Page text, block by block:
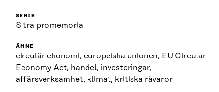
SERIE
Sitra promemoria
ÄMNE
circulär ekonomi, europeiska unionen, EU Circular
Economy Act, handel, investeringar,
affärsverksamhet, klimat, kritiska råvaror